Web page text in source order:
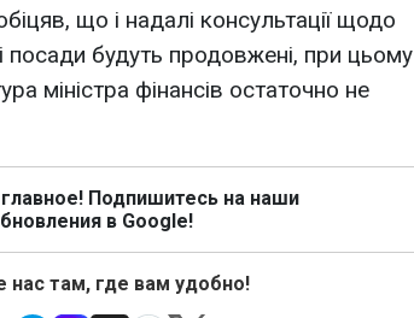
що і надалі консультації щодо
посади будуть продовжені, при цьому
міністра фінансів остаточно не
главное! Подпишитесь на наши
в Google!
нас там, где вам удобно!